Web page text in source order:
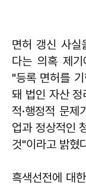
면허 갱신 사실
다는 의혹 제
"등록 면허를
돼 법인 자산 정
적·행정적 문
업과 정상적인
것"이라고 밝혔
흑색선전에 대